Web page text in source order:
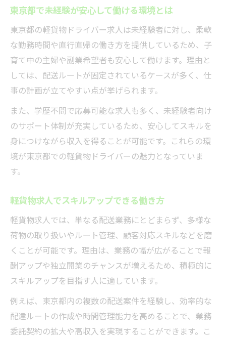
東京都で未経験が安心して働ける環境とは
東京都の軽貨物ドライバー求人は未経験者に対し、柔軟
な勤務時間や直行直帰の働き方を提供しているため、子
育て中の主婦や副業希望者も安心して働けます。理由と
しては、配送ルートが固定されているケースが多く、仕
事の計画が立てやすい点が挙げられます。
また、学歴不問で応募可能な求人も多く、未経験者向け
のサポート体制が充実しているため、安心してスキルを
身につけながら収入を得ることが可能です。これらの環
境が東京都での軽貨物ドライバーの魅力となっていま
す。
軽貨物求人でスキルアップできる働き方
軽貨物求人では、単なる配送業務にとどまらず、多様な
荷物の取り扱いやルート管理、顧客対応スキルなどを磨
くことが可能です。理由は、業務の幅が広がることで報
酬アップや独立開業のチャンスが増えるため、積極的に
スキルアップを目指す人に適しています。
例えば、東京都内の複数の配送案件を経験し、効率的な
配達ルートの作成や時間管理能力を高めることで、業務
委託契約の拡大や高収入を実現することができます。こ